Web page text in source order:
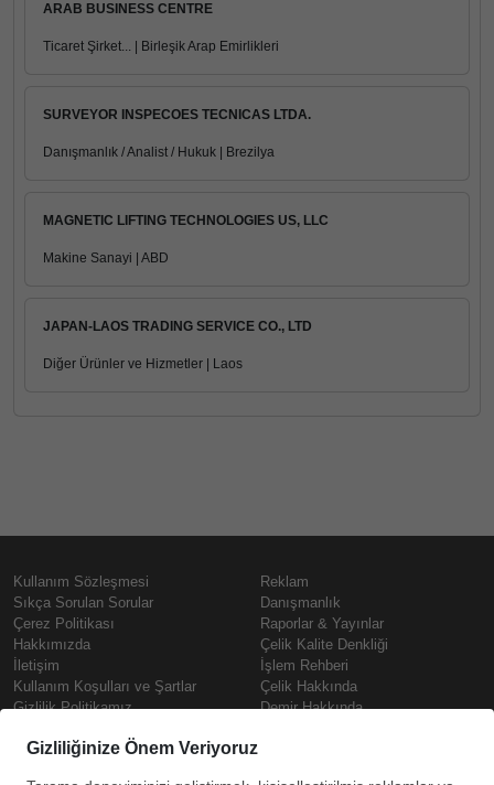
ARAB BUSINESS CENTRE
Ticaret Şirket... | Birleşik Arap Emirlikleri
SURVEYOR INSPECOES TECNICAS LTDA.
Danışmanlık / Analist / Hukuk | Brezilya
MAGNETIC LIFTING TECHNOLOGIES US, LLC
Makine Sanayi | ABD
JAPAN-LAOS TRADING SERVICE CO., LTD
Diğer Ürünler ve Hizmetler | Laos
Kullanım Sözleşmesi
Sıkça Sorulan Sorular
Çerez Politikası
Hakkımızda
İletişim
Kullanım Koşulları ve Şartlar
Gizlilik Politikamız
Prime
Reklam
Danışmanlık
Raporlar & Yayınlar
Çelik Kalite Denkliği
İşlem Rehberi
Çelik Hakkında
Demir Hakkında